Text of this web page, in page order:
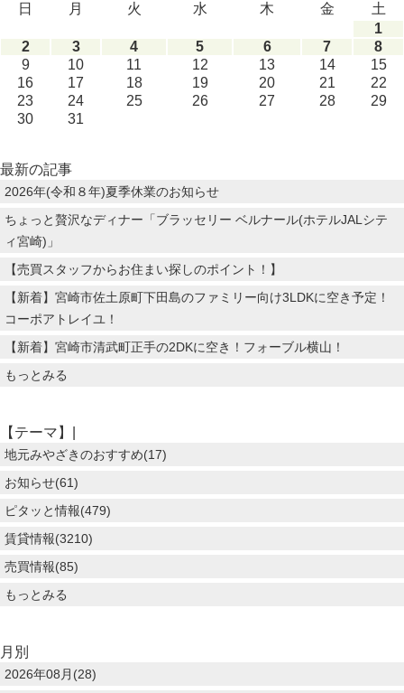
日
月 火 水 木 金
土
1
2
3 4 5 6 7
8
9
10 11 12 13 14
15
16
17 18 19 20 21
22
23
24 25 26 27 28
29
30
31
最新の記事
2026年(令和８年)夏季休業のお知らせ
ちょっと贅沢なディナー「ブラッセリー ベルナール(ホテルJALシテ
ィ宮崎)」
【売買スタッフからお住まい探しのポイント！】
【新着】宮崎市佐土原町下田島のファミリー向け3LDKに空き予定！
コーポアトレイユ！
【新着】宮崎市清武町正手の2DKに空き！フォーブル横山！
もっとみる
【テーマ】|
地元みやざきのおすすめ(17)
お知らせ(61)
ピタッと情報(479)
賃貸情報(3210)
売買情報(85)
もっとみる
月別
2026年08月(28)